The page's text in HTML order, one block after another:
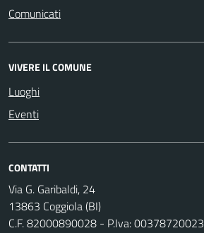
Comunicati
VIVERE IL COMUNE
Luoghi
Eventi
CONTATTI
Via G. Garibaldi, 24
13863 Coggiola (BI)
C.F. 82000890028 - P.Iva: 00378720023